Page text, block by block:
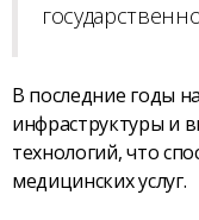
В последние годы
инфраструктуры и
технологий, что
медицинских услуг.